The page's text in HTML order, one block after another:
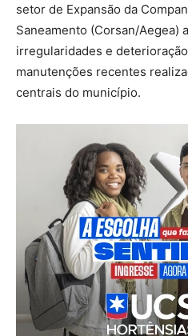
setor de Expansão da
Saneamento (Corsan/Aegea)
irregularidades e
manutenções recentes
centrais do município.